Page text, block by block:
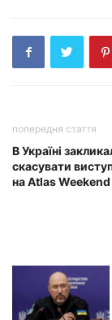
попередня стаття
В Україні
скасувати
на Atlas Weekend